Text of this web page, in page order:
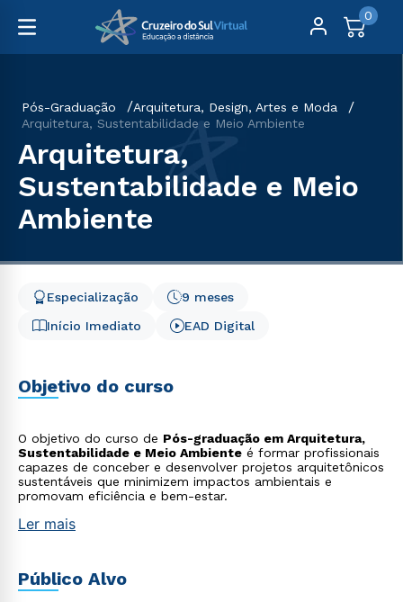
0
Pós-Graduação
Arquitetura, Design, Artes e Moda
Arquitetura, Sustentabilidade e Meio Ambiente
Arquitetura,
Sustentabilidade e Meio
Ambiente
Início Imediato
9 meses
Especialização
EAD Digital
Objetivo do curso
O objetivo do curso de Pós-graduação em Arquitetura,
Sustentabilidade e Meio Ambiente é formar profissionais
capazes de conceber e desenvolver projetos arquitetônicos
sustentáveis que minimizem impactos ambientais e
promovam eficiência e bem-estar.
Ler mais
Público Alvo